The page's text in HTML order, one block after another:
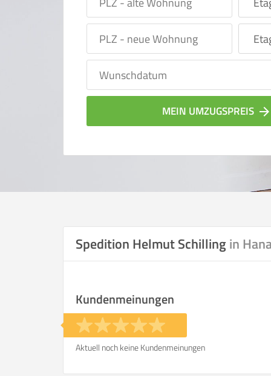
MEIN UMZUGSPREIS arrow_forward
Vergleichsergebnis
Ihre Angaben: am
Spedition Helmut Schilling in
Kundenmeinungen
Aktuell noch keine Kundenmeinungen